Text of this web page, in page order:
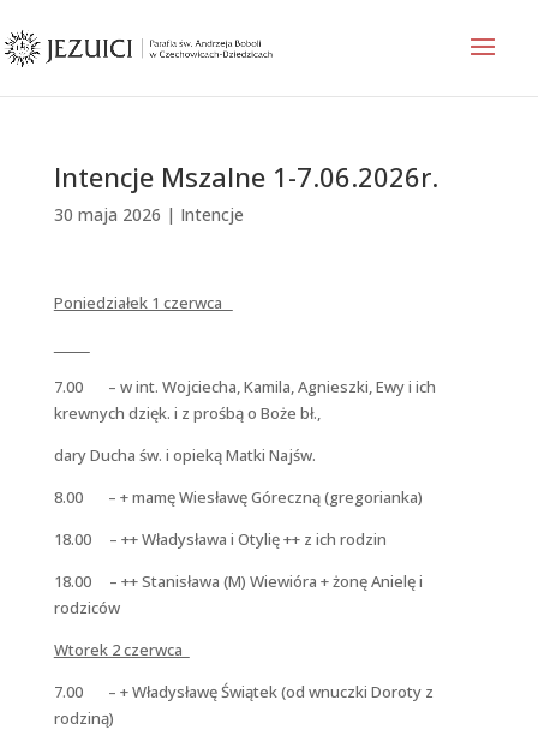
Intencje Mszalne 1-7.06.2026r.
30 maja 2026 | Intencje
Poniedziałek 1 czerwca
7.00 – w int. Wojciecha, Kamila, Agnieszki, Ewy i ich
krewnych dzięk. i z prośbą o Boże bł.,
dary Ducha św. i opieką Matki Najśw.
8.00 – + mamę Wiesławę Góreczną (gregorianka)
18.00 – ++ Władysława i Otylię ++ z ich rodzin
18.00 – ++ Stanisława (M) Wiewióra + żonę Anielę i
rodziców
Wtorek 2 czerwca
7.00 – + Władysławę Świątek (od wnuczki Doroty z
rodziną)